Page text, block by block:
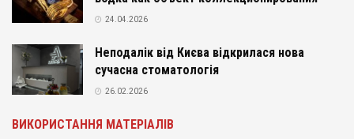
24.04.2026
Неподалік від Києва відкрилася нова
сучасна стоматологія
26.02.2026
ВИКОРИСТАННЯ МАТЕРІАЛІВ